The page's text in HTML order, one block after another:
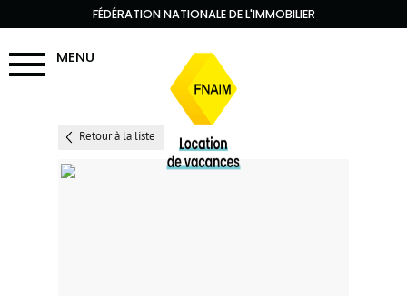
FÉDÉRATION NATIONALE DE L'IMMOBILIER
MENU
Retour à la liste